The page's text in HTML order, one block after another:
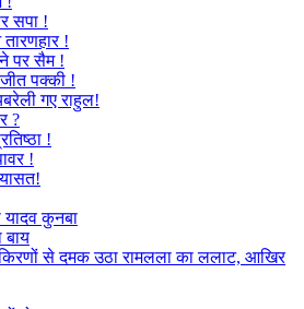
सपा !
!
पर सैम !
जीत पक्की !
गए राहुल!
?
!
!
कुनबा
बाय
से दमक उठा रामलला का ललाट, आखिर